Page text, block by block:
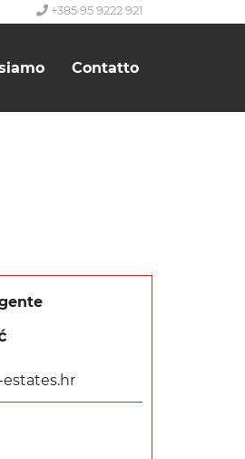
+385 95 9222 921
Contatto